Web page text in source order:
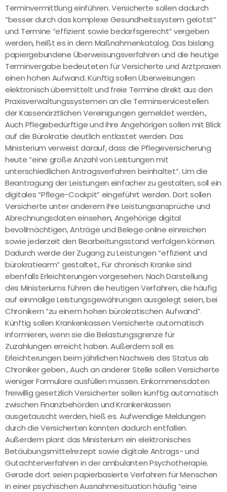
Terminvermittlung einführen. Versicherte sollen dadurch
“besser durch das komplexe Gesundheitssystem gelotst”
und Termine “effizient sowie bedarfsgerecht” vergeben
werden, heißt es in dem Maßnahmenkatalog. Das bislang
papiergebundene Überweisungsverfahren und die heutige
Terminvergabe bedeuteten für Versicherte und Arztpraxen
einen hohen Aufwand. Künftig sollen Überweisungen
elektronisch übermittelt und freie Termine direkt aus den
Praxisverwaltungssystemen an die Terminservicestellen
der Kassenärztlichen Vereinigungen gemeldet werden.,
Auch Pflegebedürftige und ihre Angehörigen sollen mit Blick
auf die Bürokratie deutlich entlastet werden. Das
Ministerium verweist darauf, dass die Pflegeversicherung
heute “eine große Anzahl von Leistungen mit
unterschiedlichen Antragsverfahren beinhaltet”. Um die
Beantragung der Leistungen einfacher zu gestalten, soll ein
digitales “Pflege-Cockpit” eingeführt werden. Dort sollen
Versicherte unter anderem ihre Leistungsansprüche und
Abrechnungsdaten einsehen, Angehörige digital
bevollmächtigen, Anträge und Belege online einreichen
sowie jederzeit den Bearbeitungsstand verfolgen können.
Dadurch werde der Zugang zu Leistungen “effizient und
bürokratiearm” gestaltet., Für chronisch Kranke sind
ebenfalls Erleichterungen vorgesehen. Nach Darstellung
des Ministeriums führen die heutigen Verfahren, die häufig
auf einmalige Leistungsgewährungen ausgelegt seien, bei
Chronikern “zu einem hohen bürokratischen Aufwand”.
Künftig sollen Krankenkassen Versicherte automatisch
informieren, wenn sie die Belastungsgrenze für
Zuzahlungen erreicht haben. Außerdem soll es
Erleichterungen beim jährlichen Nachweis des Status als
Chroniker geben., Auch an anderer Stelle sollen Versicherte
weniger Formulare ausfüllen müssen. Einkommensdaten
freiwillig gesetzlich Versicherter sollen künftig automatisch
zwischen Finanzbehörden und Krankenkassen
ausgetauscht werden, hieß es. Aufwendige Meldungen
durch die Versicherten könnten dadurch entfallen.
Außerdem plant das Ministerium ein elektronisches
Betäubungsmittelrezept sowie digitale Antrags- und
Gutachterverfahren in der ambulanten Psychotherapie.
Gerade dort seien papierbasierte Verfahren für Menschen
in einer psychischen Ausnahmesituation häufig “eine